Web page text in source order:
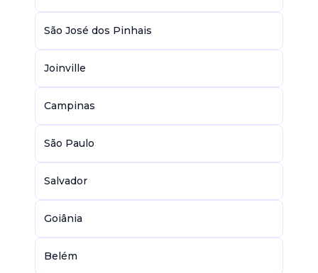
São José dos Pinhais
Joinville
Campinas
São Paulo
Salvador
Goiânia
Belém